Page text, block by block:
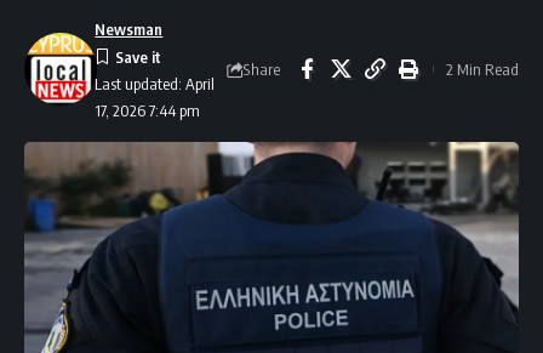
Last updated: April
17, 2026 7:44 pm
Newsman
Share 2 Min Read